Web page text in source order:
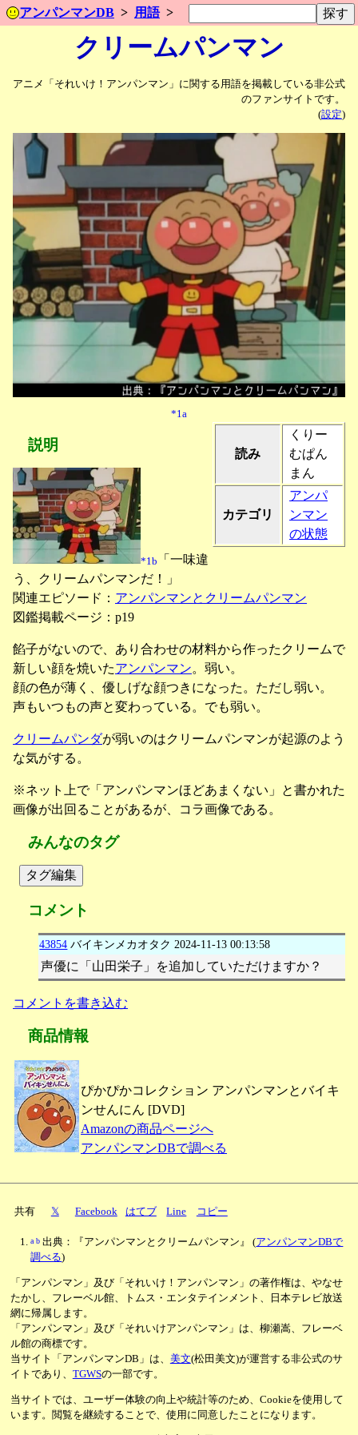
アンパンマンDB 用語
クリームパンマン
アニメ「それいけ！アンパンマン」に関する用語を掲載している非公式
のファンサイトです。
(設定)
*1a
読み
くりー
むぱん
まん
カテゴリ
アンパ
ンマン
の状態
説明
*1b
「一味違
う、クリームパンマンだ！」
関連エピソード： アンパンマンとクリームパンマン
図鑑掲載ページ：p19
餡子がないので、あり合わせの材料から作ったクリームで
新しい顔を焼いたアンパンマン。弱い。
顔の色が薄く、優しげな顔つきになった。ただし弱い。
声もいつもの声と変わっている。でも弱い。
クリームパンダが弱いのはクリームパンマンが起源のよう
な気がする。
※ネット上で「アンパンマンほどあまくない」と書かれた
画像が出回ることがあるが、コラ画像である。
みんなのタグ
タグ編集
コメント
43854 バイキンメカオタク 2024-11-13 00:13:58
声優に「山田栄子」を追加していただけますか？
コメントを書き込む
商品情報
ぴかぴかコレクション アンパンマンとバイキ
ンせんにん [DVD]
Amazonの商品ページへ
アンパンマンDBで調べる
共有 𝕏 Facebook はてブ Line コピー
a b 出典：『アンパンマンとクリームパンマン』(アンパンマンDBで
調べる)
「アンパンマン」及び「それいけ！アンパンマン」の著作権は、やなせ
たかし、フレーベル館、トムス・エンタテインメント、日本テレビ放送
網に帰属します。
「アンパンマン」及び「それいけアンパンマン」は、柳瀬嵩、フレーベ
ル館の商標です。
当サイト「アンパンマンDB」は、 美文(松田美文)が運営する非公式のサ
イトであり、 TGWSの一部です。
当サイトでは、ユーザー体験の向上や統計等のため、Cookieを使用して
います。閲覧を継続することで、使用に同意したことになります。